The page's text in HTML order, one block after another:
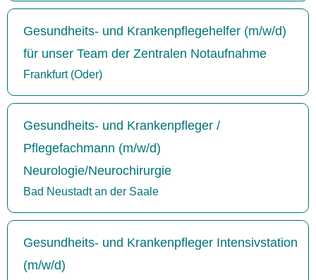
Gesundheits- und Krankenpflegehelfer (m/w/d)
für unser Team der Zentralen Notaufnahme
Frankfurt (Oder)
Gesundheits- und Krankenpfleger /
Pflegefachmann (m/w/d)
Neurologie/Neurochirurgie
Bad Neustadt an der Saale
Gesundheits- und Krankenpfleger Intensivstation
(m/w/d)